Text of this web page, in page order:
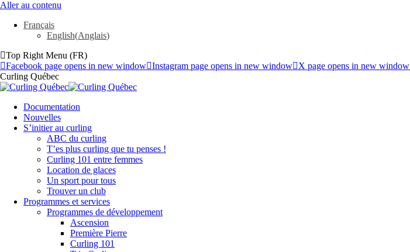
Aller au contenu
Français
English(Anglais)
Top Right Menu (FR)
Facebook page opens in new window Instagram page opens in new window X page opens in new window
Curling Québec
Documentation
Nouvelles
S’initier au curling
ABC du curling
T’es plus curling que tu penses !
Curling 101 entre femmes
Location de glaces
Un sport pour tous
Trouver un club
Programmes et services
Programmes de développement
Ascension
Première Pierre
Curling 101